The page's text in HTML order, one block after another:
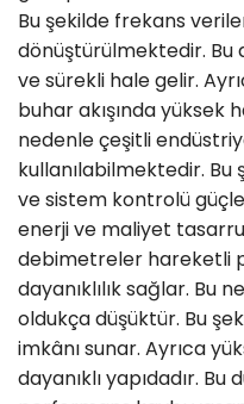
Bu şekilde frekans
dönüştürülmektedir. Bu
ve sürekli hale gelir.
buhar akışında yüksek
nedenle çeşitli
kullanılabilmektedir.
ve sistem kontrolü
enerji ve maliyet
debimetreler hareketli
dayanıklılık sağlar. Bu
oldukça düşüktür. Bu
imkânı sunar. Ayrıca
dayanıklı yapıdadır.